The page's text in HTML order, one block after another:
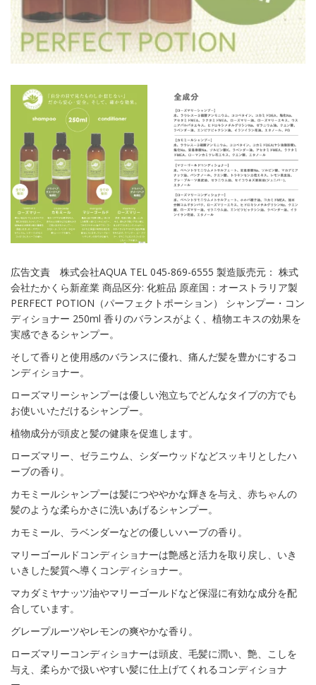
広告文責 株式会社AQUA TEL 045-869-6555 製造販売元： 株式
会社たかくら新産業 商品区分: 化粧品 原産国：オーストラリア製
PERFECT POTION（パーフェクトポーション） シャンプー・コン
ディショナー 250ml 香りのバランスがよく、植物エキスの効果を
実感できるシャンプー。
そして香りと使用感のバランスに優れ、痛んだ髪を豊かにするコ
ンディショナー。
ローズマリーシャンプーは優しい泡立ちでどんなタイプの方でも
お使いいただけるシャンプー。
植物成分が頭皮と髪の健康を促進します。
ローズマリー、ゼラニウム、シダーウッドなどスッキリとしたハ
ーブの香り。
カモミールシャンプーは髪につややかな輝きを与え、赤ちゃんの
髪のような柔らかさに洗いあげるシャンプー。
カモミール、ラベンダーなどの優しいハーブの香り。
マリーゴールドコンディショナーは艶感と活力を取り戻し、いき
いきした髪質へ導くコンディショナー。
マカダミヤナッツ油やマリーゴールドなど保湿に有効な成分を配
合しています。
グレープルーツやレモンの爽やかな香り。
ローズマリーコンディショナーは頭皮、毛髪に潤い、艶、こしを
与え、柔らかで扱いやすい髪に仕上げてくれるコンディショナ